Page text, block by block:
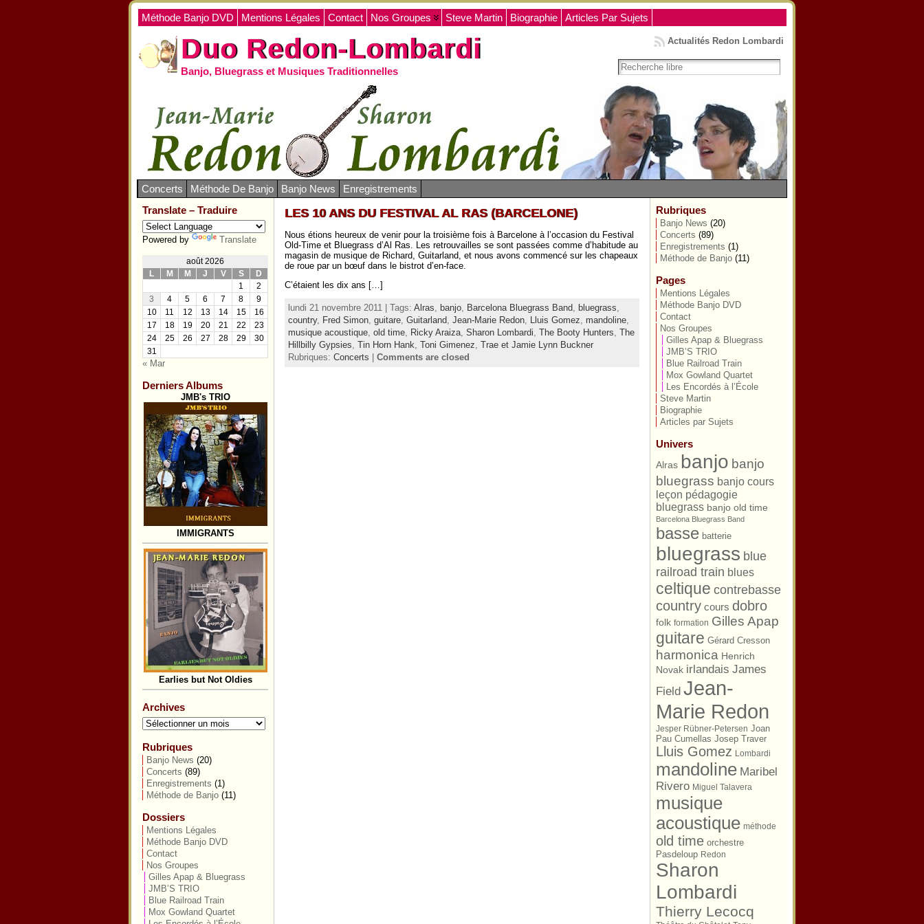
Méthode Banjo DVD Mentions Légales Contact Nos Groupes Steve Martin Biographie Articles Par Sujets
Duo Redon-Lombardi
Banjo, Bluegrass et Musiques Traditionnelles
Actualités Redon Lombardi
Concerts Méthode De Banjo Banjo News
Enregistrements
Translate – Traduire
Powered by Translate
août 2026
L
M M J V S
D
1
2
3
4 5 6 7 8
9
10
11 12 13 14 15
16
17
18 19 20 21 22
23
24
25 26 27 28 29
30
31
« Mar
Derniers Albums
JMB's TRIO
IMMIGRANTS
Earlies but Not Oldies
Archives
Archives
Rubriques
Banjo News (20)
Concerts (89)
Enregistrements (1)
Méthode de Banjo (11)
Dossiers
Mentions Légales
Méthode Banjo DVD
Contact
Nos Groupes
Gilles Apap & Bluegrass
JMB’S TRIO
Blue Railroad Train
Mox Gowland Quartet
LES 10 ANS DU FESTIVAL AL RAS (BARCELONE)
Nous étions heureux de venir pour la troisième fois à Barcelone à l’occasion du Festival
Old-Time et Bluegrass d’Al Ras. Les retrouvailles se sont passées comme d’habitude au
magasin de musique de Richard, Guitarland, et nous avons commencé sur les chapeaux
de roue par un bœuf dans le bistrot d’en-face.
C’étaient les dix ans […]
lundi 21 novembre 2011 | Tags: Alras, banjo, Barcelona Bluegrass Band, bluegrass,
country, Fred Simon, guitare, Guitarland, Jean-Marie Redon, Lluis Gomez, mandoline,
musique acoustique, old time, Ricky Araiza, Sharon Lombardi, The Booty Hunters, The
Hillbilly Gypsies, Tin Horn Hank, Toni Gimenez, Trae et Jamie Lynn Buckner
Rubriques: Concerts Comments are closed
Rubriques
Banjo News (20)
Concerts (89)
Enregistrements (1)
Méthode de Banjo (11)
Pages
Mentions Légales
Méthode Banjo DVD
Contact
Nos Groupes
Gilles Apap & Bluegrass
JMB’S TRIO
Blue Railroad Train
Mox Gowland Quartet
Les Encordés à l’École
Steve Martin
Biographie
Articles par Sujets
Univers
Alras banjo banjo
bluegrass banjo cours
leçon pédagogie
bluegrass banjo old time
Barcelona Bluegrass Band
basse batterie
bluegrass blue
railroad train blues
celtique contrebasse
country cours dobro
folk formation Gilles Apap
guitare Gérard Cresson
harmonica Henrich
Novak irlandais James
Field Jean-
Marie Redon
Jesper Rübner-Petersen Joan
Pau Cumellas Josep Traver
Lluis Gomez Lombardi
mandoline Maribel
Rivero Miguel Talavera
musique
acoustique méthode
old time orchestre
Pasdeloup Redon
Sharon
Lombardi
Thierry Lecocq